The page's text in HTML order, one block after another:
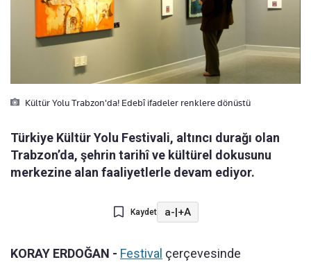
Kültür Yolu Trabzon'da! Edebî ifadeler renklere dönüstü
Türkiye Kültür Yolu Festivali, altıncı durağı olan
Trabzon’da, şehrin tarihî ve kültürel dokusunu
merkezine alan faaliyetlerle devam ediyor.
Kaydet a-|+A
KORAY ERDOĞAN - Festival çerçevesinde